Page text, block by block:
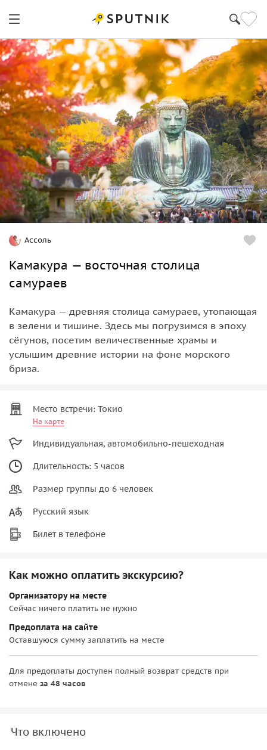
Ассоль
Камакура — восточная столица
самураев
Камакура — древняя столица самураев, утопающая
в зелени и тишине. Здесь мы погрузимся в эпоху
сёгунов, посетим величественные храмы и
услышим древние истории на фоне морского
бриза.
Место встречи: Токио
На карте
Индивидуальная, автомобильно-пешеходная
Длительность: 5 часов
Размер группы до 6 человек
Русский язык
Билет в телефоне
Как можно оплатить экскурсию?
Организатору на месте
Сейчас ничего платить не нужно
Предоплата на сайте
Оставшуюся сумму заплатить на месте
Для предоплаты доступен полный возврат средств при
отмене за 48 часов
Что включено